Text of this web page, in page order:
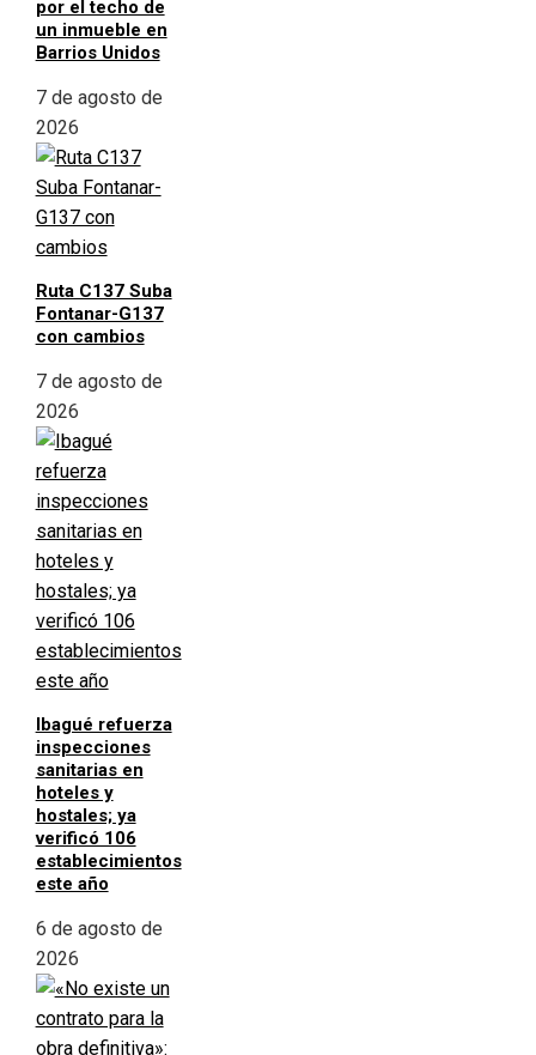
por el techo de
un inmueble en
Barrios Unidos
7 de agosto de
2026
Ruta C137 Suba
Fontanar-G137
con cambios
7 de agosto de
2026
Ibagué refuerza
inspecciones
sanitarias en
hoteles y
hostales; ya
verificó 106
establecimientos
este año
6 de agosto de
2026